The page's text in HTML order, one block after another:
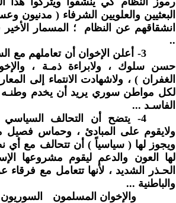
البعثيين والعلويين الشرفاء ( مدنيون
انشقاقهم عن النظام
؛ المسمار
..
3-
أعلن الإخوان أن تعاملهم مع
حسن سلوك ، ولابراءة ذمـة ،
الغفران ) ، ولاشهادت الانتماء إلى
لكل مواطن سوري يريد أن يخدم وطنـه
الفاسـد ...
4-
يتضح أن التحالف
ولايقوم على المبادئ ، وحماس فصيل
ويجوز لها ( سياسياً ) أن تتحالف مع أي
لها العون والدعم ليقوم مشروعها
الحـذر الشديد ، لأنها تتعامل مع
والباطنية ...
والإخوان المسلمون